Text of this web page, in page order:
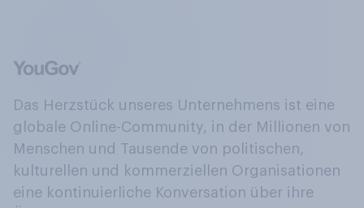
Das Herzstück unseres Unternehmens ist eine
globale Online-Community, in der Millionen von
Menschen und Tausende von politischen,
kulturellen und kommerziellen Organisationen
eine kontinuierliche Konversation über ihre